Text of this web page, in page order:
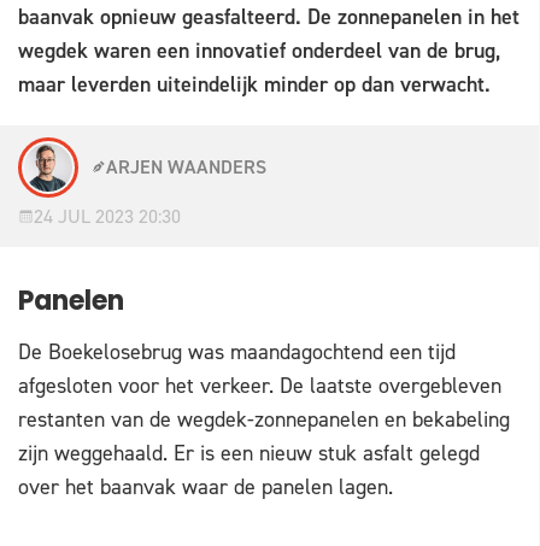
baanvak opnieuw geasfalteerd. De zonnepanelen in het
wegdek waren een innovatief onderdeel van de brug,
maar leverden uiteindelijk minder op dan verwacht.
ARJEN WAANDERS
24 JUL 2023 20:30
Panelen
De Boekelosebrug was maandagochtend een tijd
afgesloten voor het verkeer. De laatste overgebleven
restanten van de wegdek-zonnepanelen en bekabeling
zijn weggehaald. Er is een nieuw stuk asfalt gelegd
over het baanvak waar de panelen lagen.